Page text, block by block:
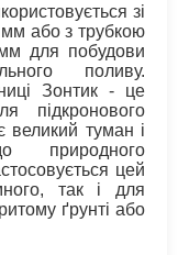
зі
мм або з трубкою
для побудови
поливу.
Зонтик - це
підкронового
великий туман і
природного
цей
так і для
ґрунті або